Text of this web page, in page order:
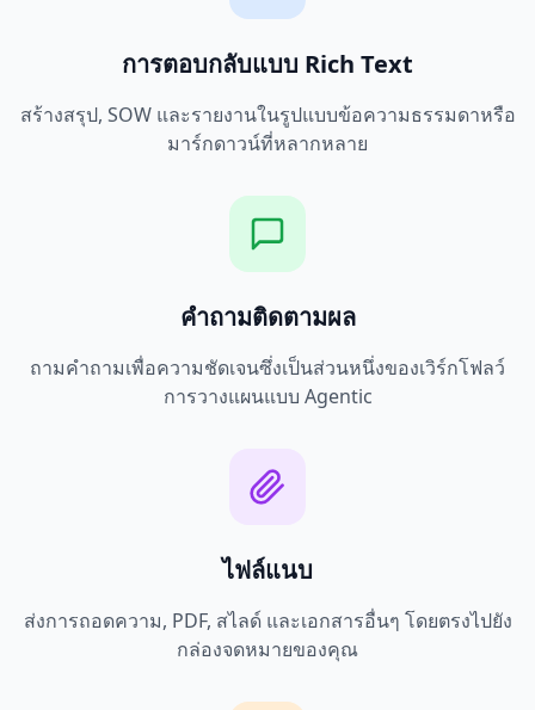
การตอบกลับแบบ Rich Text
สร้างสรุป, SOW และรายงานในรูปแบบข้อความธรรมดาหรือ
มาร์กดาวน์ที่หลากหลาย
คำถามติดตามผล
ถามคำถามเพื่อความชัดเจนซึ่งเป็นส่วนหนึ่งของเวิร์กโฟลว์
การวางแผนแบบ Agentic
ไฟล์แนบ
ส่งการถอดความ, PDF, สไลด์ และเอกสารอื่นๆ โดยตรงไปยัง
กล่องจดหมายของคุณ